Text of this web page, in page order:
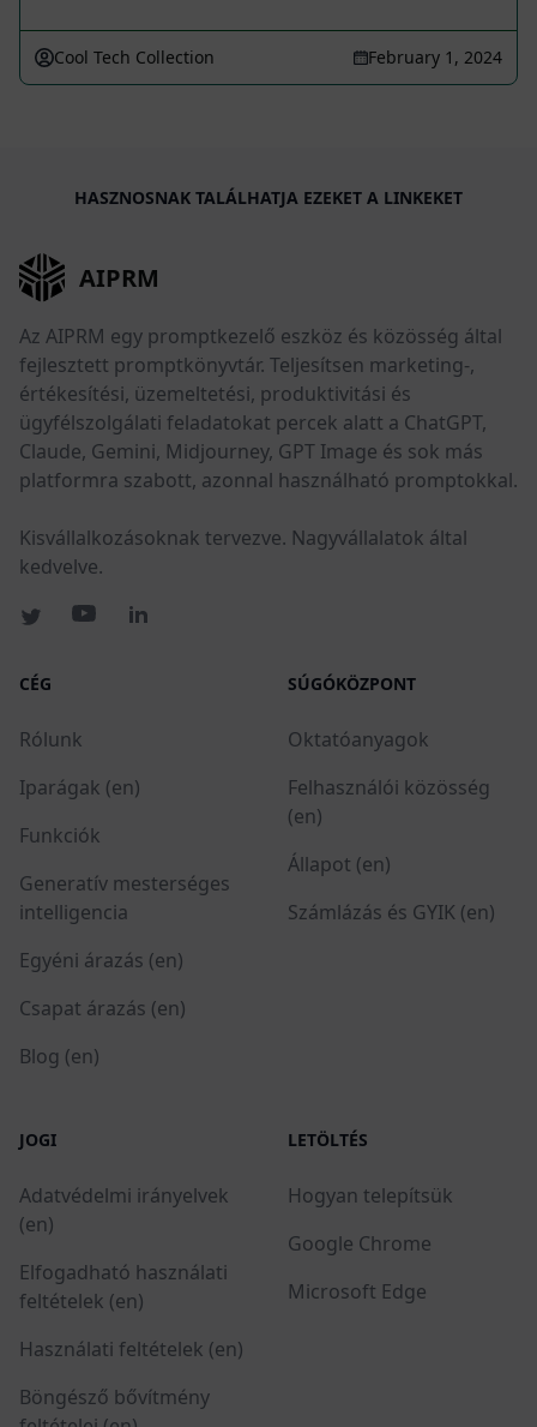
Cool Tech Collection February 1, 2024
HASZNOSNAK TALÁLHATJA EZEKET A LINKEKET
AIPRM
Az AIPRM egy promptkezelő eszköz és közösség által
fejlesztett promptkönyvtár. Teljesítsen marketing-,
értékesítési, üzemeltetési, produktivitási és
ügyfélszolgálati feladatokat percek alatt a ChatGPT,
Claude, Gemini, Midjourney, GPT Image és sok más
platformra szabott, azonnal használható promptokkal.
Kisvállalkozásoknak tervezve. Nagyvállalatok által
kedvelve.
CÉG
Rólunk
Iparágak (en)
Funkciók
Generatív mesterséges
intelligencia
Egyéni árazás (en)
Csapat árazás (en)
Blog (en)
SÚGÓKÖZPONT
Oktatóanyagok
Felhasználói közösség
(en)
Állapot (en)
Számlázás és GYIK (en)
JOGI
Adatvédelmi irányelvek
(en)
Elfogadható használati
feltételek (en)
Használati feltételek (en)
Böngésző bővítmény
LETÖLTÉS
Hogyan telepítsük
Google Chrome
Microsoft Edge